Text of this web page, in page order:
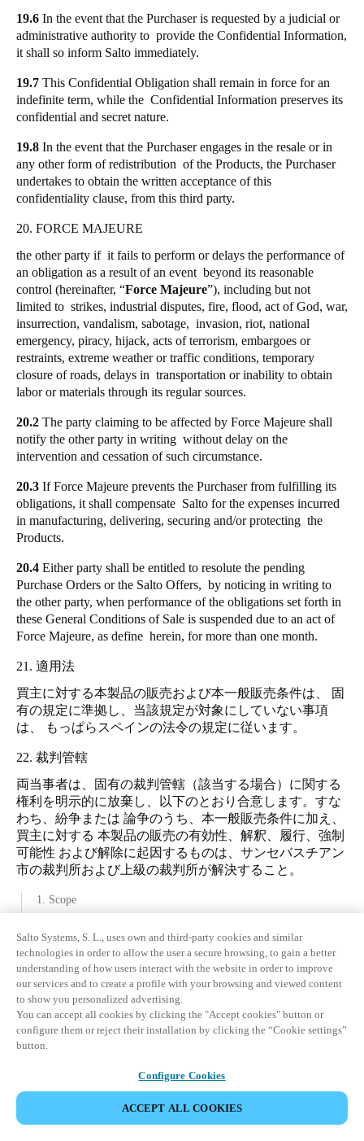
19.6 In the event that the Purchaser is requested by a judicial or
administrative authority to provide the Confidential Information,
it shall so inform Salto immediately.
19.7 This Confidential Obligation shall remain in force for an
indefinite term, while the Confidential Information preserves its
confidential and secret nature.
19.8 In the event that the Purchaser engages in the resale or in
any other form of redistribution of the Products, the Purchaser
undertakes to obtain the written acceptance of this
confidentiality clause, from this third party.
20. FORCE MAJEURE
the other party if it fails to perform or delays the performance of
an obligation as a result of an event beyond its reasonable
control (hereinafter, “Force Majeure”), including but not
limited to strikes, industrial disputes, fire, flood, act of God, war,
insurrection, vandalism, sabotage, invasion, riot, national
emergency, piracy, hijack, acts of terrorism, embargoes or
restraints, extreme weather or traffic conditions, temporary
closure of roads, delays in transportation or inability to obtain
labor or materials through its regular sources.
20.2 The party claiming to be affected by Force Majeure shall
notify the other party in writing without delay on the
intervention and cessation of such circumstance.
20.3 If Force Majeure prevents the Purchaser from fulfilling its
obligations, it shall compensate Salto for the expenses incurred
in manufacturing, delivering, securing and/or protecting the
Products.
20.4 Either party shall be entitled to resolute the pending
Purchase Orders or the Salto Offers, by noticing in writing to
the other party, when performance of the obligations set forth in
these General Conditions of Sale is suspended due to an act of
Force Majeure, as define herein, for more than one month.
21. 適用法
買主に対する本製品の販売および本一般販売条件は、 固
有の規定に準拠し、当該規定が対象にしていない事項
は、 もっぱらスペインの法令の規定に従います。
22. 裁判管轄
両当事者は、固有の裁判管轄（該当する場合）に関する
権利を明示的に放棄し、以下のとおり合意します。すな
わち、紛争または 論争のうち、本一般販売条件に加え、
買主に対する 本製品の販売の有効性、解釈、履行、強制
可能性 および解除に起因するものは、サンセバスチアン
市の裁判所および上級の裁判所が解決すること。
1. Scope
3. 契約を正式なものにする手続き
4. 一般販売条件の組み込み
5. 注文の変更およびキャンセル
6. 図面および技術文書
7. 引渡し、権原の移転およびリスクの移転
9. Retention of Title
ダウンロード
SALTOのデータ保護責任者に連絡
Salto Systems, S. L., uses own and third-party cookies and similar
technologies in order to allow the user a secure browsing, to gain a better
understanding of how users interact with the website in order to improve
our services and to create a profile with your browsing and viewed content
to show you personalized advertising.
You can accept all cookies by clicking the "Accept cookies" button or
configure them or reject their installation by clicking the “Cookie settings”
button.
Configure Cookies
ACCEPT ALL COOKIES